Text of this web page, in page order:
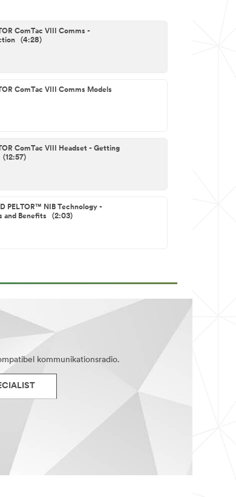
ComTac VIII Comms -
(4:28)
ComTac VIII Comms Models
ComTac VIII Headset - Getting
PELTOR™ NIB Technology -
and Benefits (2:03)
kommunikationsradio.